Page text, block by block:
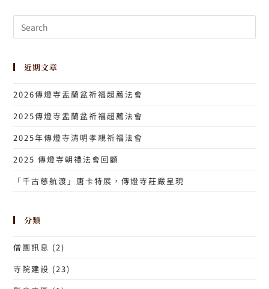
近期文章
2026傳燈寺盂蘭盆祈福超薦法會
2025傳燈寺盂蘭盆祈福超薦法會
2025年傳燈寺清明孝親祈福法會
2025 傳燈寺朝禮法會回顧
「千古慈航渡」唐卡特展，傳燈寺莊嚴呈現
分類
僧團訊息 (2)
寺院建設 (23)